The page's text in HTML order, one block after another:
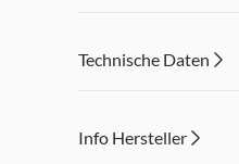
Technische Daten
Info Hersteller